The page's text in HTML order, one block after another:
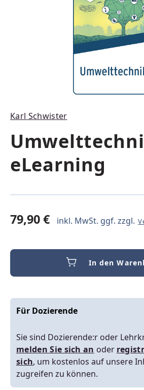
Karl Schwister
eLearning
79,90 € inkl. MwSt. ggf. zzgl.
In den
Für Dozierende
Sie sind Dozierende:r oder
melden Sie sich an oder
sich, um kostenlos auf unsere
zugreifen zu können.